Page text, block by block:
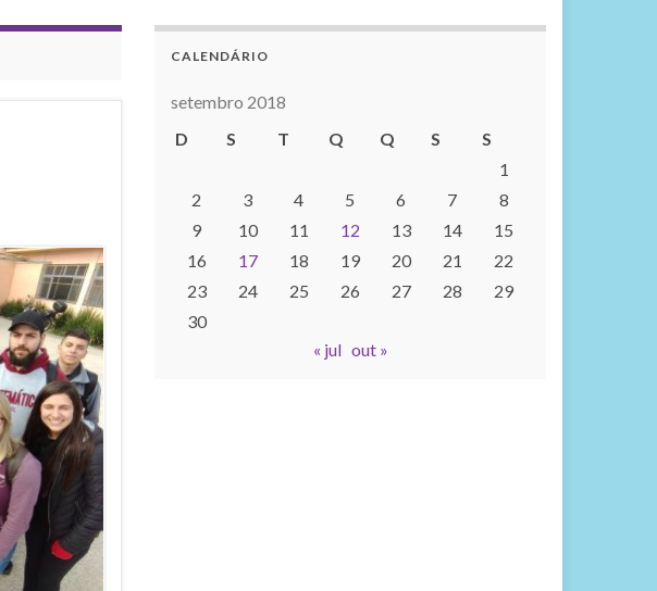
CALENDÁRIO
setembro 2018
D
S T Q Q S
S
1
2
3 4 5 6 7
8
9
10 11 12 13 14
15
16
17 18 19 20 21
22
23
24 25 26 27 28
29
30
« jul out »